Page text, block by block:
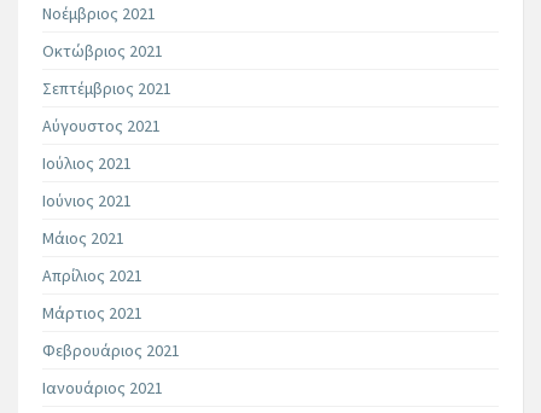
Νοέμβριος 2021
Οκτώβριος 2021
Σεπτέμβριος 2021
Αύγουστος 2021
Ιούλιος 2021
Ιούνιος 2021
Μάιος 2021
Απρίλιος 2021
Μάρτιος 2021
Φεβρουάριος 2021
Ιανουάριος 2021